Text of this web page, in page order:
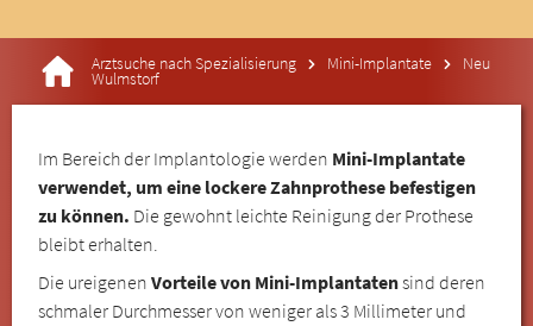
Arztsuche nach Spezialisierung Mini-Implantate Neu
Wulmstorf
Im Bereich der Implantologie werden Mini-Implantate
verwendet, um eine lockere Zahnprothese befestigen
zu können. Die gewohnt leichte Reinigung der Prothese
bleibt erhalten.
Die ureigenenVorteile von Mini-Implantatensind deren
schmaler Durchmesser von weniger als 3 Millimeter und